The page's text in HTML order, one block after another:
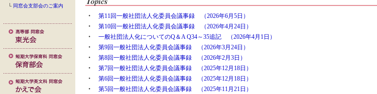
└ 同窓会支部会のご案内
・ 第11回一般社団法人化委員会議事録 （2026年6月5日）
・ 第10回一般社団法人化委員会議事録 （2026年4月24日）
・ 一般社団法人化についてのQ＆A Q34～35追記 （2026年4月1日）
・ 第9回一般社団法人化委員会議事録 （2026年3月24日）
・ 第8回一般社団法人化委員会議事録 （2026年2月3日）
・ 第7回一般社団法人化委員会議事録 （2025年12月18日）
・ 第6回一般社団法人化委員会議事録 （2025年12月18日）
・ 第5回一般社団法人化委員会議事録 （2025年11月21日）